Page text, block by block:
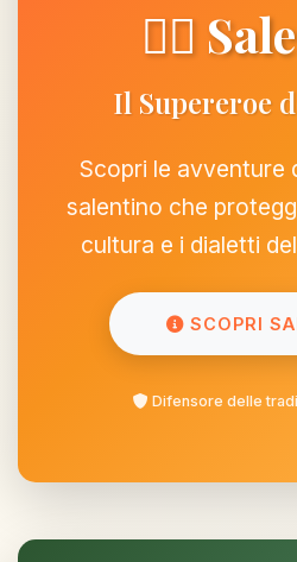
🦸‍♂️
Il Supereroe
Scopri le avventure
salentino che
cultura e i dialetti
SCOPRI
Difensore delle